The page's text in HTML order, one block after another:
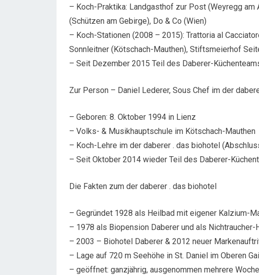
– Koch-Praktika: Landgasthof zur Post (Weyregg
(Schützen am Gebirge), Do & Co (Wien)
– Koch-Stationen (2008 – 2015): Trattoria al
Sonnleitner (Kötschach-Mauthen), Stiftsmeierhof
– Seit Dezember 2015 Teil des Daberer-
Zur Person – Daniel Lederer, Sous Chef im der
– Geboren: 8. Oktober 1994 in Lienz
– Volks- & Musikhauptschule im Kötschach-Mauthen
– Koch-Lehre im der daberer . das biohotel
– Seit Oktober 2014 wieder Teil des Daberer-
Die Fakten zum der daberer . das biohotel
– Gegründet 1928 als Heilbad mit eigener Kalzium-
– 1978 als Biopension Daberer und als
– 2003 – Biohotel Daberer & 2012 neuer
– Lage auf 720 m Seehöhe in St. Daniel im Oberen
– geöffnet: ganzjährig, ausgenommen mehrere